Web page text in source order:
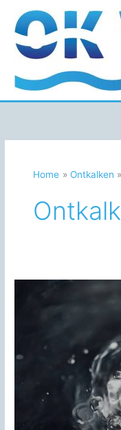
naar
inhoud
Home Ontkalken